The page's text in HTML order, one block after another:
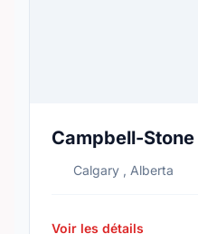
Campbell-
Calgary , Alberta
Voir les détails